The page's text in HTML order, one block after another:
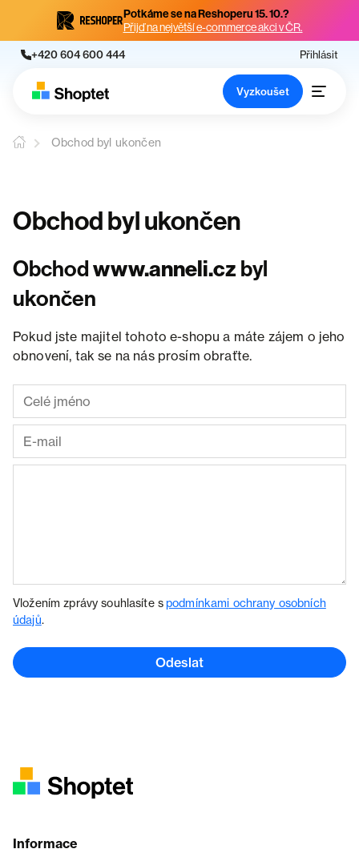
Potkáme se na Reshoperu 15. 10.?
Přijď na největší e-commerce akci v ČR.
+420 604 600 444 Přihlásit
Vyzkoušet
Obchod byl ukončen
Obchod byl ukončen
Obchodwww.anneli.cz byl
ukončen
Pokud jste majitel tohoto e-shopu a máte zájem o jeho
obnovení, tak se na nás prosím obraťte.
Vložením zprávy souhlasíte spodmínkami ochrany osobních
údajů.
Odeslat
Informace